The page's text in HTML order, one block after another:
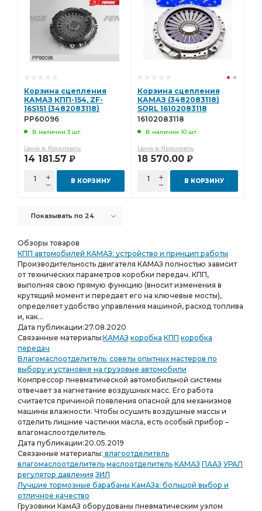
Корзина сцепления
КАМАЗ КПП-154, ZF-
16S151 (3482083118)
Dн=430мм FENOX
PP60096
В наличии 3 шт.
Цена в Ярославль
14 181.57 Р
В КОРЗИНУ
Корзина сцепления
КАМАЗ (3482083118)
SORL 16102083118
16102083118
В наличии 10 шт.
Цена в Ярославль
18 570.00 Р
В КОРЗИНУ
Показывать по 24
Обзоры товаров
КПП автомобилей КАМАЗ: устройство и принцип работы
Производительность двигателя КАМАЗ полностью зависит
от технических параметров коробки передач. КПП,
выполняя свою прямую функцию (вносит изменения в
крутящий момент и передает его на ключевые мосты),
определяет удобство управления машиной, расход топлива
и, как...
Дата публикации:27.08.2020
Связанные материалы:КАМАЗ коробка КПП коробка
передач
Влагомаслоотделитель: советы опытных мастеров по
выбору и установке на грузовые автомобили
Компрессор пневматической автомобильной системы
отвечает за нагнетание воздушных масс. Его работа
считается причиной появления опасной для механизмов
машины влажности. Чтобы осушить воздушные массы и
отделить лишние частички масла, есть особый прибор –
влагомаслоотделитель.
Дата публикации:20.05.2019
Связанные материалы: влагоотделитель
влагомаслоотделитель маслоотделитель КАМАЗ ПААЗ УРАЛ
регулятор давления ЗИЛ
Лучшие тормозные барабаны КамАЗа: большой выбор и
отличное качество
Грузовики КамАЗ оборудованы пневматическим узлом